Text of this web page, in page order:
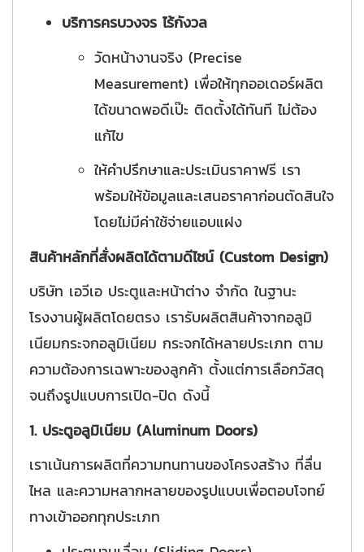
บริการครบวงจร ไร้กังวล
วัดหน้างานจริง (Precise
Measurement) เพื่อให้ทุกออเดอร์ผลิต
ได้ขนาดพอดีเป๊ะ ติดตั้งได้ทันที ไม่ต้อง
แก้ไข
ให้คำปรึกษาและประเมินราคาฟรี เรา
พร้อมให้ข้อมูลและเสนอราคาก่อนตัดสินใจ
โดยไม่มีค่าใช้จ่ายแอบแฝง
สินค้าหลักที่สั่งผลิตได้ตามดีไซน์ (Custom Design)
บริษัท เอวีเอ ประตูและหน้าต่าง จำกัด ในฐานะ
โรงงานผู้ผลิตโดยตรง เรารับผลิตสินค้าจากอลูมิ
เนียมกระจกอลูมิเนียม กระจกได้หลายประเภท ตาม
ความต้องการเฉพาะของลูกค้า ตั้งแต่การเลือกวัสดุ
จนถึงรูปแบบการเปิด-ปิด ดังนี้
1. ประตูอลูมิเนียม (Aluminum Doors)
เราเน้นการผลิตที่ความทนทานของโครงสร้าง ที่ลื่น
ไหล และความหลากหลายของรูปแบบเพื่อตอบโจทย์
ทางเข้าออกทุกประเภท